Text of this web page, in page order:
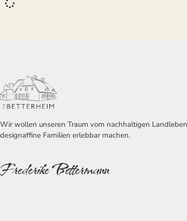
Wir wollen unseren Traum vom nachhaltigen
designaffine Familien erlebbar machen.
Frederike Bettermann